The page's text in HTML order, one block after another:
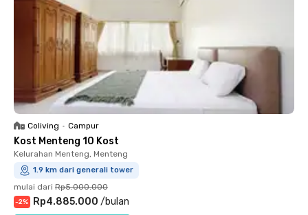
Coliving • Campur
Kost Menteng 10 Kost
Kelurahan Menteng, Menteng
1.9 km dari generali tower
mulai dari Rp5.000.000
-2% Rp4.885.000 /bulan